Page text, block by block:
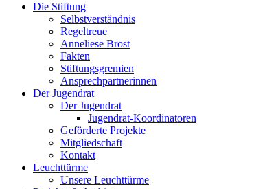
Die Stiftung
Selbstverständnis
Regeltreue
Anneliese Brost
Fakten
Stiftungsgremien
Ansprechpartnerinnen
Der Jugendrat
Der Jugendrat
Jugendrat-Koordinatoren
Geförderte Projekte
Mitgliedschaft
Kontakt
Leuchttürme
Unsere Leuchttürme